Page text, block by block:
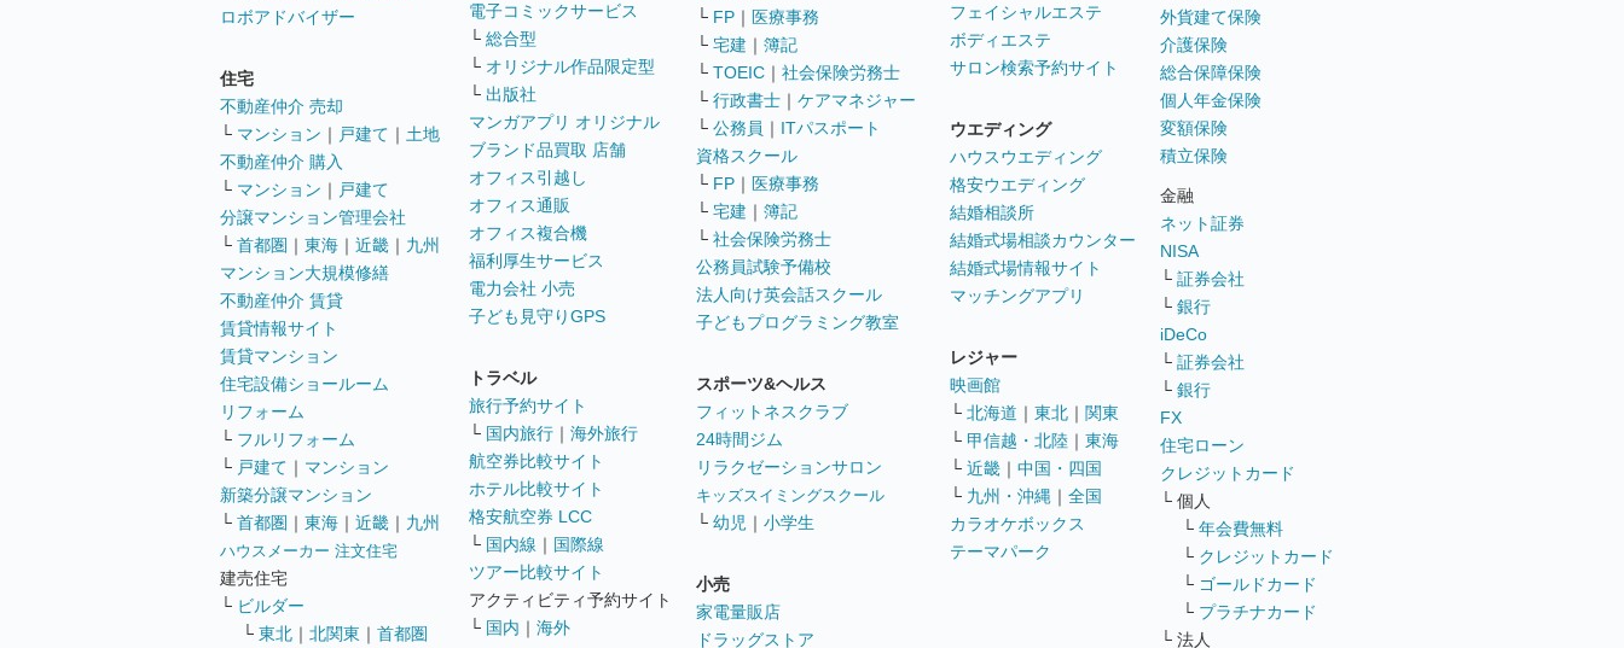
ロボアドバイザー
住宅
不動産仲介 売却
└ マンション ｜ 戸建て ｜ 土地
不動産仲介 購入
└ マンション ｜ 戸建て
分譲マンション管理会社
└ 首都圏 ｜ 東海 ｜ 近畿 ｜ 九州
マンション大規模修繕
不動産仲介 賃貸
賃貸情報サイト
賃貸マンション
住宅設備ショールーム
リフォーム
└ フルリフォーム
└ 戸建て ｜ マンション
新築分譲マンション
└ 首都圏 ｜ 東海 ｜ 近畿 ｜ 九州
ハウスメーカー 注文住宅
建売住宅
└ ビルダー
└ 東北 ｜ 北関東 ｜ 首都圏
電子コミックサービス
└ 総合型
└ オリジナル作品限定型
└ 出版社
マンガアプリ オリジナル
ブランド品買取 店舗
オフィス引越し
オフィス通販
オフィス複合機
福利厚生サービス
電力会社 小売
子ども見守りGPS
トラベル
旅行予約サイト
└ 国内旅行 ｜ 海外旅行
航空券比較サイト
ホテル比較サイト
格安航空券 LCC
└ 国内線 ｜ 国際線
ツアー比較サイト
アクティビティ予約サイト
└ 国内 ｜ 海外
└ FP ｜ 医療事務
└ 宅建 ｜ 簿記
└ TOEIC ｜ 社会保険労務士
└ 行政書士 ｜ ケアマネジャー
└ 公務員 ｜ ITパスポート
資格スクール
└ FP ｜ 医療事務
└ 宅建 ｜ 簿記
└ 社会保険労務士
公務員試験予備校
法人向け英会話スクール
子どもプログラミング教室
スポーツ&ヘルス
フィットネスクラブ
24時間ジム
リラクゼーションサロン
キッズスイミングスクール
└ 幼児 ｜ 小学生
小売
家電量販店
ドラッグストア
フェイシャルエステ
ボディエステ
サロン検索予約サイト
ウエディング
ハウスウエディング
格安ウエディング
結婚相談所
結婚式場相談カウンター
結婚式場情報サイト
マッチングアプリ
レジャー
映画館
└ 北海道 ｜ 東北 ｜ 関東
└ 甲信越・北陸 ｜ 東海
└ 近畿 ｜ 中国・四国
└ 九州・沖縄 ｜ 全国
カラオケボックス
テーマパーク
外貨建て保険
介護保険
総合保障保険
個人年金保険
変額保険
積立保険
金融
ネット証券
NISA
└ 証券会社
└ 銀行
iDeCo
└ 証券会社
└ 銀行
FX
住宅ローン
クレジットカード
└ 個人
└ 年会費無料
└ クレジットカード
└ ゴールドカード
└ プラチナカード
└ 法人